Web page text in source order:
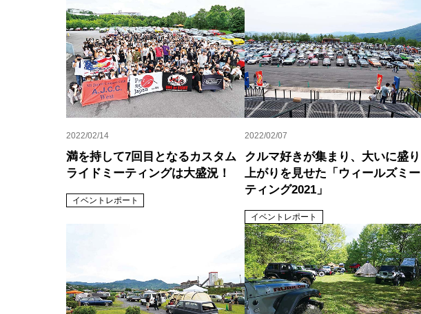
2022/02/14
満を持して7回目となるカスタム
ライドミーティングは大盛況！
イベントレポート
2022/02/07
クルマ好きが集まり、大いに盛り
上がりを見せた「ウィールズミー
ティング2021」
イベントレポート